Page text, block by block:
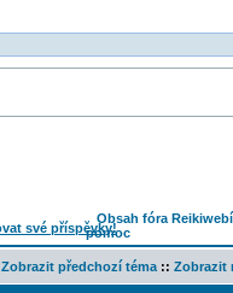
Obsah fóra
pomoc
Zobrazit předchozí téma :: Zobrazit